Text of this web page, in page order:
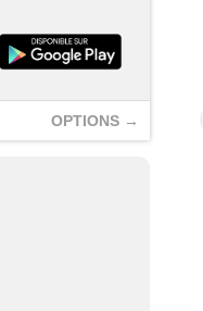
OPTIONS →